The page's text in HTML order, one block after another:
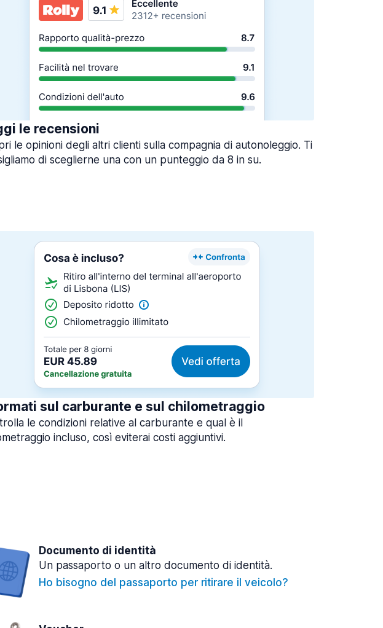
le recensioni
le opinioni degli altri clienti sulla compagnia di autonoleggio. Ti
di sceglierne una con un punteggio da 8 in su.
sul carburante e sul chilometraggio
le condizioni relative al carburante e qual è il
incluso, così eviterai costi aggiuntivi.
Documento di identità
Un passaporto o un altro documento di identità.
Ho bisogno del passaporto per ritirare il veicolo?